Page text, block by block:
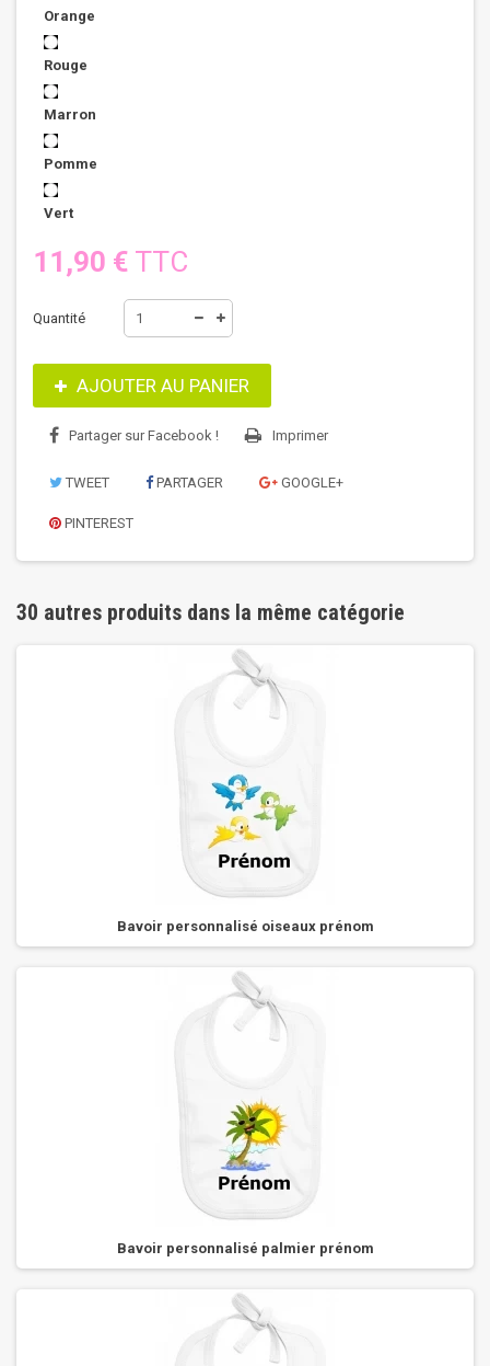
Orange
Rouge
Marron
Pomme
Vert
11,90 € TTC
Quantité
AJOUTER AU PANIER
Partager sur Facebook ! Imprimer
TWEET PARTAGER GOOGLE+
PINTEREST
30 autres produits dans la même catégorie
Bavoir personnalisé oiseaux prénom
Bavoir personnalisé palmier prénom